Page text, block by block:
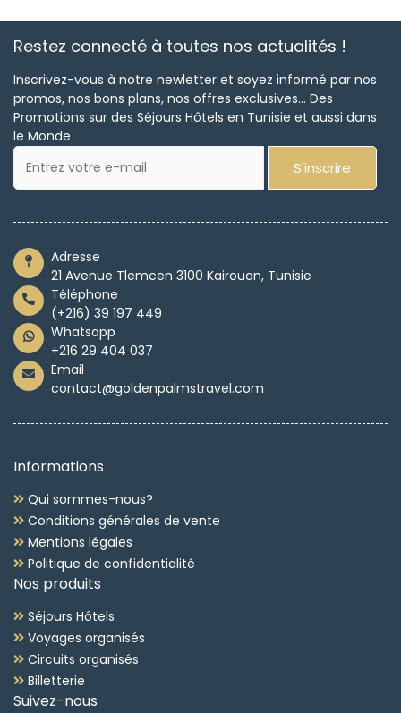
Restez connecté à toutes nos actualités !
Inscrivez-vous à notre newletter et soyez informé par nos
promos, nos bons plans, nos offres exclusives... Des
Promotions sur des Séjours Hôtels en Tunisie et aussi dans
le Monde
S'inscrire
Adresse
21 Avenue Tlemcen 3100 Kairouan, Tunisie
Téléphone
(+216) 39 197 449
Whatsapp
+216 29 404 037
Email
contact@goldenpalmstravel.com
Informations
Qui sommes-nous?
Conditions générales de vente
Mentions légales
Politique de confidentialité
Nos produits
Séjours Hôtels
Voyages organisés
Circuits organisés
Billetterie
Suivez-nous